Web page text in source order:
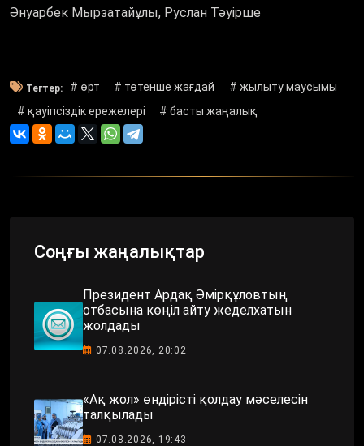
Әнуарбек Мырзатайұлы, Руслан Тәуірше
Тегтер: # өрт # төтенше жағдай
# жылыту маусымы
# қауіпсіздік ережелері
# басты жаңалық
Соңғы жаңалықтар
Президент Ардақ Әмірқұловтың
отбасына көңіл айту жеделхатын
жолдады
07.08.2026, 20:02
«Ақ жол» өндірісті қолдау мәселесін
талқылады
07.08.2026, 19:43